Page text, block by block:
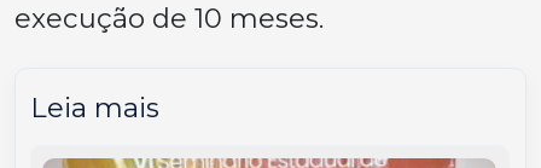
execução de 10 meses.
Leia mais